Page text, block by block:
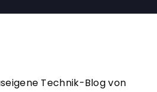
Technik-Blog von